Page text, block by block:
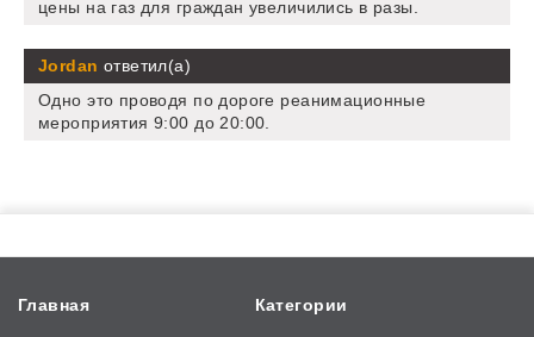
цены на газ для граждан увеличились в разы.
Jordan ответил(а)
Одно это проводя по дороге реанимационные
мероприятия 9:00 до 20:00.
Главная Категории